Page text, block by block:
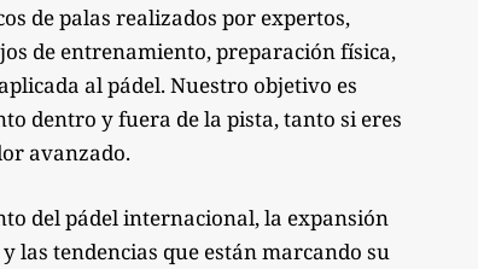
de palas realizados por expertos,
de entrenamiento, preparación física,
al pádel. Nuestro objetivo es
dentro y fuera de la pista, tanto si eres
avanzado.
del pádel internacional, la expansión
las tendencias que están marcando su